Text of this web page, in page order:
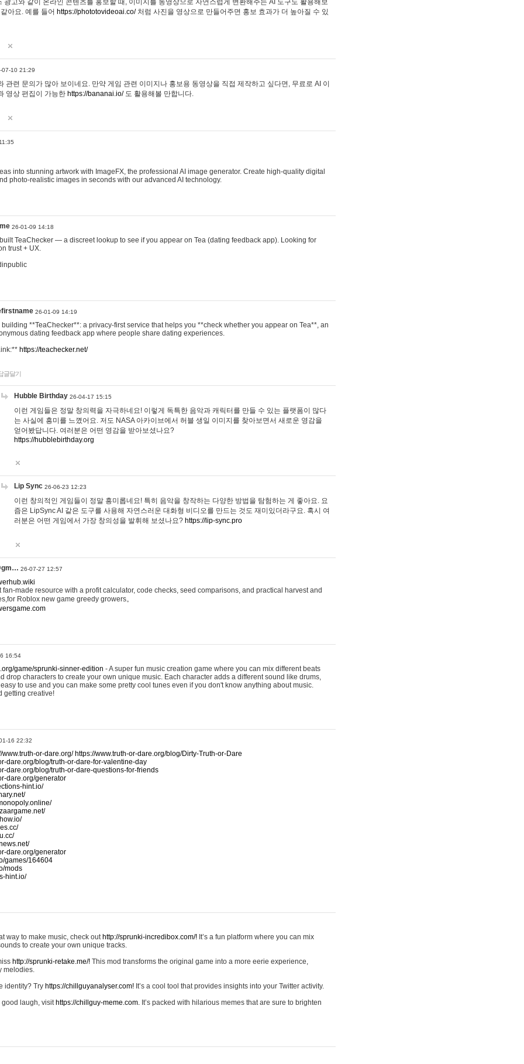
광고와 같이 온라인 콘텐츠를 홍보할 때, 이미지를 동영상으로 자연스럽게 변환해주는 AI 도구도 활용해보
아요. 예를 들어 https://phototovideoai.co/처럼 사진을 영상으로 만들어주면 홍보 효과가 더 높아질 수 있
07-10 21:29
관련 문의가 많아 보이네요. 만약 게임 관련 이미지나 홍보용 동영상을 직접 제작하고 싶다면, 무료로 AI 이
영상 편집이 가능한 https://bananai.io/도 활용해볼 만합니다.
into stunning artwork with ImageFX, the professional AI image generator. Create high-quality digital
photo-realistic images in seconds with our advanced AI technology.
26-01-09 14:18
TeaChecker — a discreet lookup to see if you appear on Tea (dating feedback app). Looking for
trust + UX.
26-01-09 14:19
building **TeaChecker**: a privacy-first service that helps you **check whether you appear on Tea**, an
dating feedback app where people share dating experiences.
https://teachecker.net/
글달기
Hubble Birthday 26-04-17 15:15
이런 게임들은 정말 창의력을 자극하네요! 이렇게 독특한 음악과 캐릭터를 만들 수 있는 플랫폼이 많다
는 사실에 흥미를 느꼈어요. 저도 NASA 아카이브에서 허블 생일 이미지를 찾아보면서 새로운 영감을
얻어봤답니다. 여러분은 어떤 영감을 받아보셨나요?
https://hubblebirthday.org
Lip Sync 26-06-23 12:23
이런 창의적인 게임들이 정말 흥미롭네요! 특히 음악을 창작하는 다양한 방법을 탐험하는 게 좋아요. 요
즘은 LipSync AI 같은 도구를 사용해 자연스러운 대화형 비디오를 만드는 것도 재미있더라구요. 혹시 여
러분은 어떤 게임에서 가장 창의성을 발휘해 보셨나요? https://lip-sync.pro
26-07-27 12:57
made resource with a profit calculator, code checks, seed comparisons, and practical harvest and
Roblox new game greedy growers。
16:54
game/sprunki-sinner-edition - A super fun music creation game where you can mix different beats
drop characters to create your own unique music. Each character adds a different sound like drums,
to use and you can make some pretty cool tunes even if you don't know anything about music.
getting creative!
16 22:32
www.truth-or-dare.org/ https://www.truth-or-dare.org/blog/Dirty-Truth-or-Dare
dare.org/blog/truth-or-dare-for-valentine-day
dare.org/blog/truth-or-dare-questions-for-friends
dare.org/generator
hint.io/
dare.org/generator
games/164604
mods
hint.io/
way to make music, check out http://sprunki-incredibox.com/! It’s a fun platform where you can mix
to create your own unique tracks.
http://sprunki-retake.me/! This mod transforms the original game into a more eerie experience,
melodies.
identity? Try https://chillguyanalyser.com! It’s a cool tool that provides insights into your Twitter activity.
good laugh, visit https://chillguy-meme.com. It’s packed with hilarious memes that are sure to brighten